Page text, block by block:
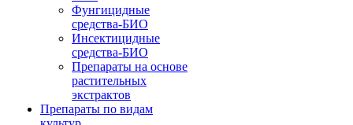
Фунгицидные
средства-БИО
Инсектицидные
средства-БИО
Препараты на основе
растительных
экстрактов
Препараты по видам